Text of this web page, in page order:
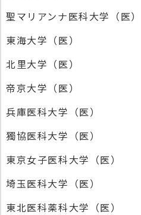
聖マリアンナ医科大学（医）
東海大学（医）
北里大学（医）
帝京大学（医）
兵庫医科大学（医）
獨協医科大学（医）
東京女子医科大学（医）
埼玉医科大学（医）
東北医科薬科大学（医）